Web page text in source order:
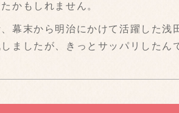
かもしれません。
幕末から明治にかけて活躍した浅
ましたが、きっとサッパリしたん